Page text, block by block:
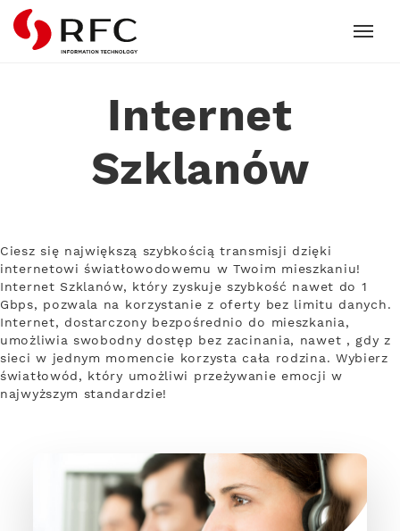
RFC
Internet
Szklanów
Ciesz się największą szybkością transmisji dzięki
internetowi światłowodowemu w Twoim mieszkaniu!
Internet Szklanów, który zyskuje szybkość nawet do 1
Gbps, pozwala na korzystanie z oferty bez limitu danych.
Internet, dostarczony bezpośrednio do mieszkania,
umożliwia swobodny dostęp bez zacinania, nawet , gdy z
sieci w jednym momencie korzysta cała rodzina. Wybierz
światłowód, który umożliwi przeżywanie emocji w
najwyższym standardzie!